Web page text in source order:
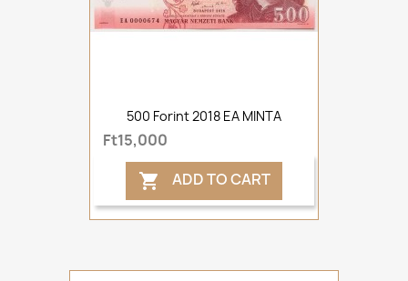
500 Forint 2018 EA MINTA
Ft15,000
 ADD TO CART